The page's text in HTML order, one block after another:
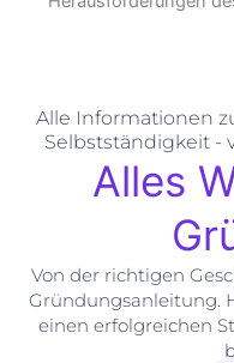
Alle Informationen
Selbstständigkeit -
Alles
Von der richtigen
Gründungsanleitung.
einen erfolgreichen